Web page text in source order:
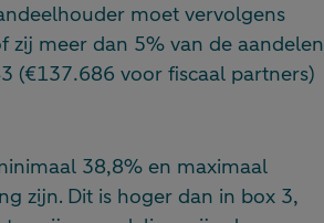
moet vervolgens
meer dan 5% van de aandelen
(€137.686 voor fiscaal partners)
38,8% en maximaal
zijn. Dit is hoger dan in box 3,